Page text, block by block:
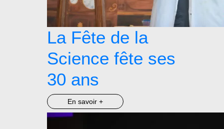
La Fête de la
Science fête ses
30 ans
En savoir +